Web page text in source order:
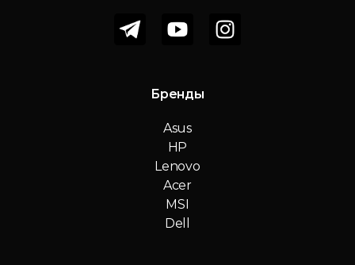
Бренды
Asus
HP
Lenovo
Acer
MSI
Dell